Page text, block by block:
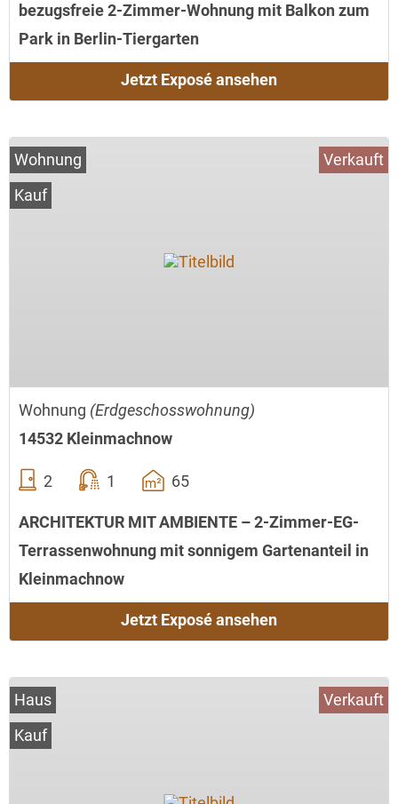
bezugsfreie 2-Zimmer-Wohnung mit Balkon zum
Park in Berlin-Tiergarten
Jetzt Exposé ansehen
Wohnung
Kauf
Verkauft
Wohnung (Erdgeschosswohnung)
14532 Kleinmachnow
2 1 65
ARCHITEKTUR MIT AMBIENTE – 2-Zimmer-EG-
Terrassenwohnung mit sonnigem Gartenanteil in
Kleinmachnow
Jetzt Exposé ansehen
Haus
Kauf
Verkauft